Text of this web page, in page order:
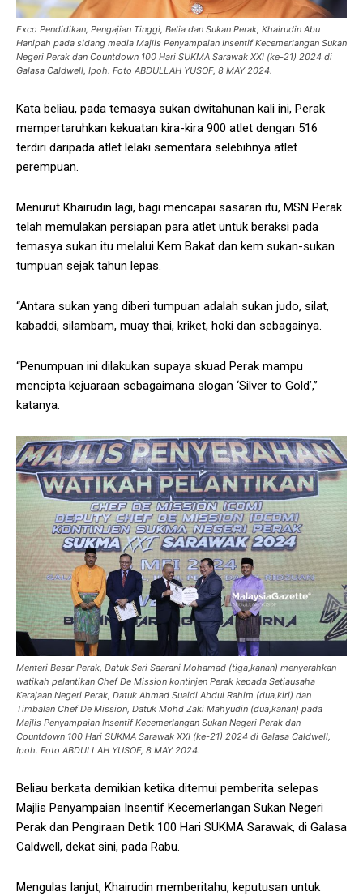
Exco Pendidikan, Pengajian Tinggi, Belia dan Sukan Perak, Khairudin Abu
Hanipah pada sidang media Majlis Penyampaian Insentif Kecemerlangan Sukan
Negeri Perak dan Countdown 100 Hari SUKMA Sarawak XXI (ke-21) 2024 di
Galasa Caldwell, Ipoh. Foto ABDULLAH YUSOF, 8 MAY 2024.
Kata beliau, pada temasya sukan dwitahunan kali ini, Perak
mempertaruhkan kekuatan kira-kira 900 atlet dengan 516
terdiri daripada atlet lelaki sementara selebihnya atlet
perempuan.
Menurut Khairudin lagi, bagi mencapai sasaran itu, MSN Perak
telah memulakan persiapan para atlet untuk beraksi pada
temasya sukan itu melalui Kem Bakat dan kem sukan-sukan
tumpuan sejak tahun lepas.
“Antara sukan yang diberi tumpuan adalah sukan judo, silat,
kabaddi, silambam, muay thai, kriket, hoki dan sebagainya.
“Penumpuan ini dilakukan supaya skuad Perak mampu
mencipta kejuaraan sebagaimana slogan ‘Silver to Gold’,”
katanya.
Menteri Besar Perak, Datuk Seri Saarani Mohamad (tiga,kanan) menyerahkan
watikah pelantikan Chef De Mission kontinjen Perak kepada Setiausaha
Kerajaan Negeri Perak, Datuk Ahmad Suaidi Abdul Rahim (dua,kiri) dan
Timbalan Chef De Mission, Datuk Mohd Zaki Mahyudin (dua,kanan) pada
Majlis Penyampaian Insentif Kecemerlangan Sukan Negeri Perak dan
Countdown 100 Hari SUKMA Sarawak XXI (ke-21) 2024 di Galasa Caldwell,
Ipoh. Foto ABDULLAH YUSOF, 8 MAY 2024.
Beliau berkata demikian ketika ditemui pemberita selepas
Majlis Penyampaian Insentif Kecemerlangan Sukan Negeri
Perak dan Pengiraan Detik 100 Hari SUKMA Sarawak, di Galasa
Caldwell, dekat sini, pada Rabu.
Mengulas lanjut, Khairudin memberitahu, keputusan untuk